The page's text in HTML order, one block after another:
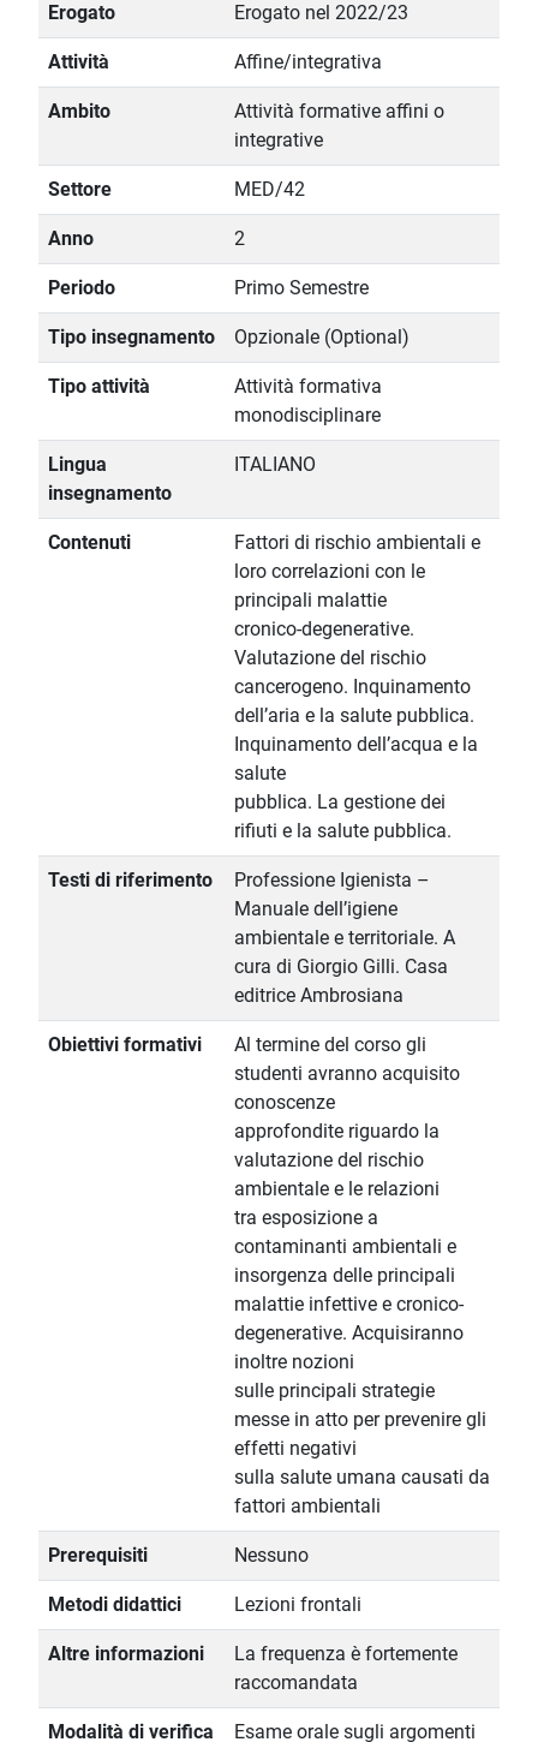
Erogato Erogato nel 2022/23
Attività Affine/integrativa
Ambito
Attività formative affini o
integrative
Settore MED/42
Anno 2
Periodo Primo Semestre
Tipo insegnamento Opzionale (Optional)
Tipo attività
Attività formativa
monodisciplinare
Lingua
insegnamento
ITALIANO
Contenuti
Fattori di rischio ambientali e
loro correlazioni con le
principali malattie
cronico-degenerative.
Valutazione del rischio
cancerogeno. Inquinamento
dell’aria e la salute pubblica.
Inquinamento dell’acqua e la
salute
pubblica. La gestione dei
rifiuti e la salute pubblica.
Testi di riferimento
Professione Igienista –
Manuale dell’igiene
ambientale e territoriale. A
cura di Giorgio Gilli. Casa
editrice Ambrosiana
Obiettivi formativi
Al termine del corso gli
studenti avranno acquisito
conoscenze
approfondite riguardo la
valutazione del rischio
ambientale e le relazioni
tra esposizione a
contaminanti ambientali e
insorgenza delle principali
malattie infettive e cronico-
degenerative. Acquisiranno
inoltre nozioni
sulle principali strategie
messe in atto per prevenire gli
effetti negativi
sulla salute umana causati da
fattori ambientali
Prerequisiti Nessuno
Metodi didattici Lezioni frontali
Altre informazioni
La frequenza è fortemente
raccomandata
Modalità di verifica Esame orale sugli argomenti